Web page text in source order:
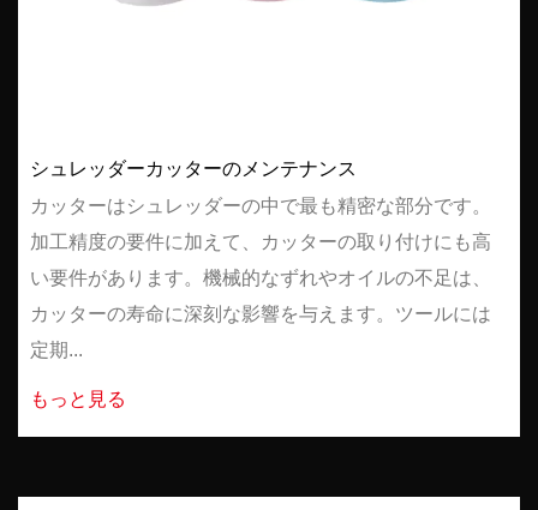
シュレッダーカッターのメンテナンス
カッターはシュレッダーの中で最も精密な部分です。
加工精度の要件に加えて、カッターの取り付けにも高
い要件があります。機械的なずれやオイルの不足は、
カッターの寿命に深刻な影響を与えます。ツールには
定期...
もっと見る